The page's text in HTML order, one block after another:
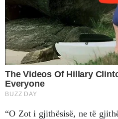
“O Zot i gjithësisë, ne të